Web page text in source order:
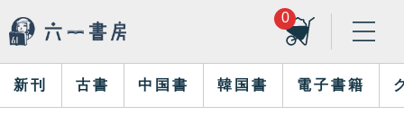
0
新刊 古書 中国書 韓国書 電子書籍